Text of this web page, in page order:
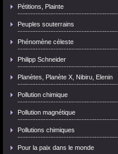
Pétitions, Plainte
Peuples souterrains
Phénomène céleste
Philipp Schneider
Planètes, Planète X, Nibiru, Elenin
Pollution chimique
Pollution magnétique
Pollutions chimiques
Pour la paix dans le monde